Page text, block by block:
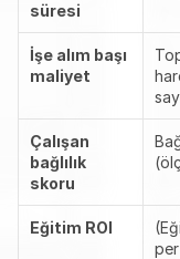
süresi
İşe alım başı
maliyet
Çalışan
bağlılık
skoru
Eğitim ROI